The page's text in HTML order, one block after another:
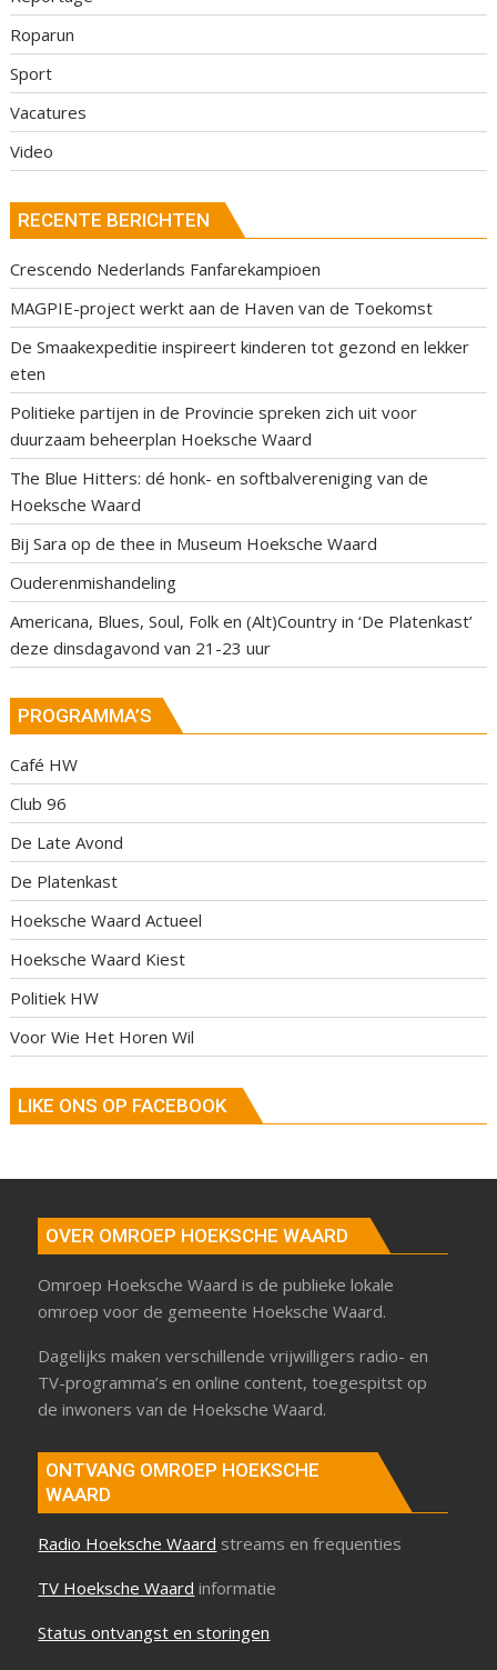
Roparun
Sport
Vacatures
Video
RECENTE BERICHTEN
Crescendo Nederlands Fanfarekampioen
MAGPIE-project werkt aan de Haven van de Toekomst
De Smaakexpeditie inspireert kinderen tot gezond en lekker
eten
Politieke partijen in de Provincie spreken zich uit voor
duurzaam beheerplan Hoeksche Waard
The Blue Hitters: dé honk- en softbalvereniging van de
Hoeksche Waard
Bij Sara op de thee in Museum Hoeksche Waard
Ouderenmishandeling
Americana, Blues, Soul, Folk en (Alt)Country in ‘De Platenkast’
deze dinsdagavond van 21-23 uur
PROGRAMMA’S
Café HW
Club 96
De Late Avond
De Platenkast
Hoeksche Waard Actueel
Hoeksche Waard Kiest
Politiek HW
Voor Wie Het Horen Wil
LIKE ONS OP FACEBOOK
OVER OMROEP HOEKSCHE WAARD
Omroep Hoeksche Waard is de publieke lokale
omroep voor de gemeente Hoeksche Waard.
Dagelijks maken verschillende vrijwilligers radio- en
TV-programma’s en online content, toegespitst op
de inwoners van de Hoeksche Waard.
ONTVANG OMROEP HOEKSCHE
WAARD
Radio Hoeksche Waard streams en frequenties
TV Hoeksche Waard informatie
Status ontvangst en storingen